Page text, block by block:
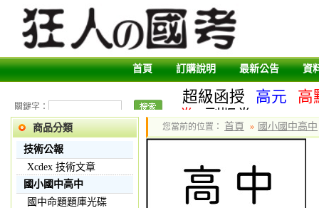
首頁 訂購說明 最新公告 資
關鍵字：
超級函授 高元
高
卷
副版卷
商品分類
技術公報
Xcdex 技術文章
國小國中高中
國中命題題庫光碟
您當前的位置： 首頁 » 國小國中高中